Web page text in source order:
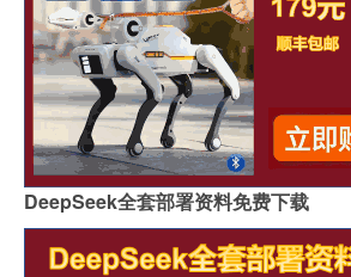
DeepSeek全套部署资料免费下载